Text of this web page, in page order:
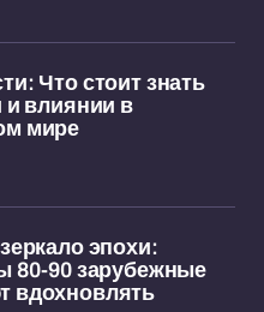
Что стоит знать
и влиянии в
мире
эпохи:
80-90 зарубежные
вдохновлять